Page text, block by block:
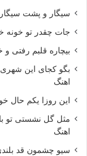
سیگار و پشت سیگار
جات چقدر تو خونه
بیچاره قلبم رفتی و
بگو کجای این شهری
اهنگ
این روزا یکم حال
مثل گل نشستی تو
اهنگ
سیو چشمون قد